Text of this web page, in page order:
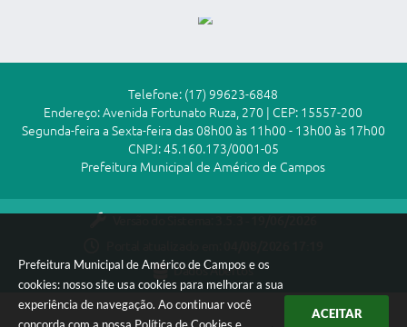
Prefeitura Municipal de Américo de Campos e os
cookies: nosso site usa cookies para melhorar a sua
experiência de navegação. Ao continuar você
ACEITAR
Telefone: (17) 99623-6848
Endereço: Avenida Fortunato Ruza, 270 | CEP: 15557-200
Segunda-feira a Sexta-feira das 08h00 às 11h00 - 13h00 às 17h00
CNPJ: 45.160.173/0001-05
Prefeitura Municipal de Américo de Campos
Dados Abertos